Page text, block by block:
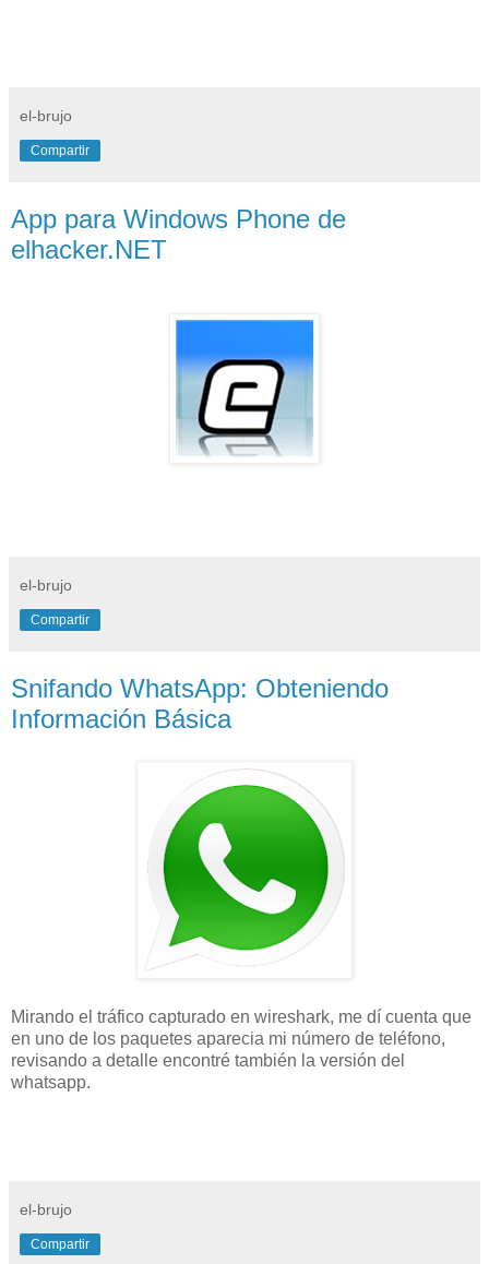
el-brujo
Compartir
App para Windows Phone de
elhacker.NET
el-brujo
Compartir
Snifando WhatsApp: Obteniendo
Información Básica
Mirando el tráfico capturado en wireshark, me dí cuenta que
en uno de los paquetes aparecia mi número de teléfono,
revisando a detalle encontré también la versión del
whatsapp.
el-brujo
Compartir